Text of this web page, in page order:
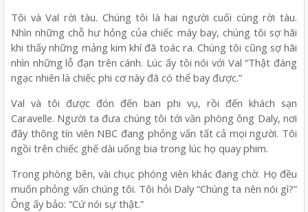
Tôi và Val rời tàu. Chúng tôi là hai người cuối cùng rời tàu.
Nhìn những chỗ hư hỏng của chiếc máy bay, chúng tôi sợ hãi
khi thấy những mảng kim khí đã toác ra. Chúng tôi cũng sợ hãi
nhìn những lỗ đạn trên cánh. Lúc ấy tôi nói với Val “Thật đáng
ngạc nhiên là chiếc phi cơ này đã có thể bay được.”
Val và tôi được đón đến ban phi vụ, rồi đến khách sạn
Caravelle. Người ta đưa chúng tôi tới văn phòng ông Daly, nơi
đây thông tín viên NBC đang phỏng vấn tất cả mọi người. Tôi
ngồi trên chiếc ghế dài uống bia trong lúc họ quay phim.
Trong phòng bên, vài chục phóng viên khác đang chờ. Họ đều
muốn phỏng vấn chúng tôi. Tôi hỏi Daly “Chúng ta nên nói gì?”
Ông ấy bảo: “Cứ nói sự thật.”